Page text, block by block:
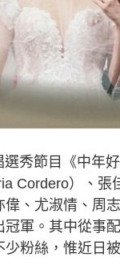
選秀節目《中年
Cordero）、張
偉、尤淑情、周
冠軍。其中從事
少粉絲，惟近日